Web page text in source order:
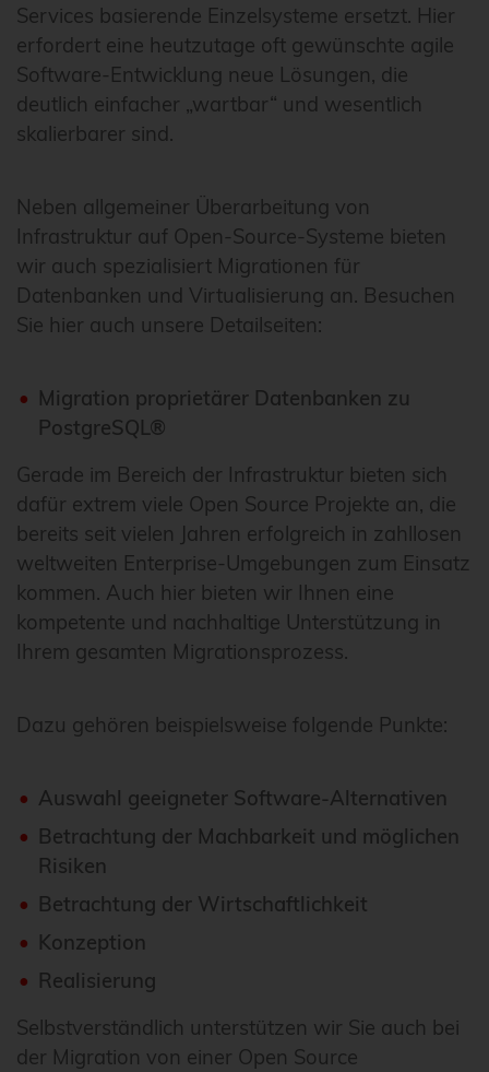
Services basierende Einzelsysteme ersetzt. Hier
erfordert eine heutzutage oft gewünschte agile
Software-Entwicklung neue Lösungen, die
deutlich einfacher „wartbar“ und wesentlich
skalierbarer sind.
Neben allgemeiner Überarbeitung von
Infrastruktur auf Open-Source-Systeme bieten
wir auch spezialisiert Migrationen für
Datenbanken und Virtualisierung an. Besuchen
Sie hier auch unsere Detailseiten:
Migration proprietärer Datenbanken zu
PostgreSQL®
Gerade im Bereich der Infrastruktur bieten sich
dafür extrem viele Open Source Projekte an, die
bereits seit vielen Jahren erfolgreich in zahllosen
weltweiten Enterprise-Umgebungen zum Einsatz
kommen. Auch hier bieten wir Ihnen eine
kompetente und nachhaltige Unterstützung in
Ihrem gesamten Migrationsprozess.
Dazu gehören beispielsweise folgende Punkte:
Auswahl geeigneter Software-Alternativen
Betrachtung der Machbarkeit und möglichen
Risiken
Betrachtung der Wirtschaftlichkeit
Konzeption
Realisierung
Selbstverständlich unterstützen wir Sie auch bei
der Migration von einer Open Source